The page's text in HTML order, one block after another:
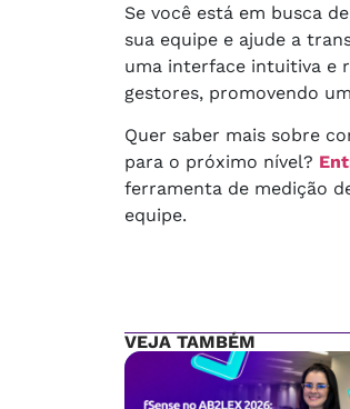
Se você está em busca
sua equipe e ajude a
uma interface intuitiva e
gestores, promovendo
Quer saber mais sobre
para o próximo nível?
ferramenta de medição
equipe.
VEJA TAMBÉM